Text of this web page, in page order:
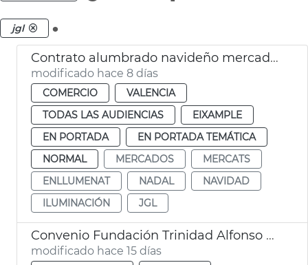
jgl .
Contrato alumbrado navideño mercados municipales València
modificado hace 8 días
COMERCIO
VALENCIA
TODAS LAS AUDIENCIAS
EIXAMPLE
EN PORTADA
EN PORTADA TEMÁTICA
NORMAL
MERCADOS
MERCATS
ENLLUMENAT
NADAL
NAVIDAD
ILUMINACIÓN
JGL
Convenio Fundación Trinidad Alfonso alumbrado ornamental Jardín del Turia
modificado hace 15 días